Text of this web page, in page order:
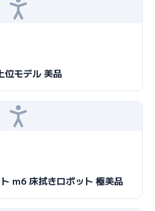
モデル 美品
m6 床拭きロボット 極美品